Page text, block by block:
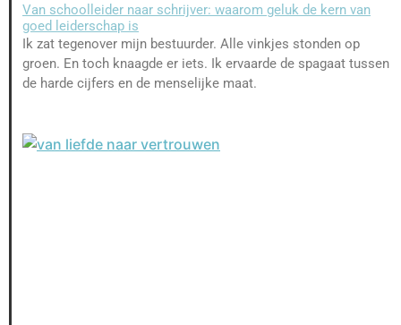
Van schoolleider naar schrijver: waarom geluk de kern van
goed leiderschap is
Ik zat tegenover mijn bestuurder. Alle vinkjes stonden op
groen. En toch knaagde er iets. Ik ervaarde de spagaat tussen
de harde cijfers en de menselijke maat.